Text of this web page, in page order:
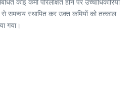
कोई कमी परिलक्षित होने पर उच्चाधिकारियों
से समन्वय स्थापित कर उक्त कमियों को तत्काल
गया।